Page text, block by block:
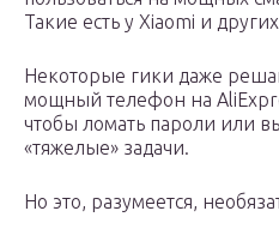
Такие есть у Xiaomi и
Некоторые гики даже
мощный телефон на
чтобы ломать пароли или
«тяжелые» задачи.
Но это, разумеется,